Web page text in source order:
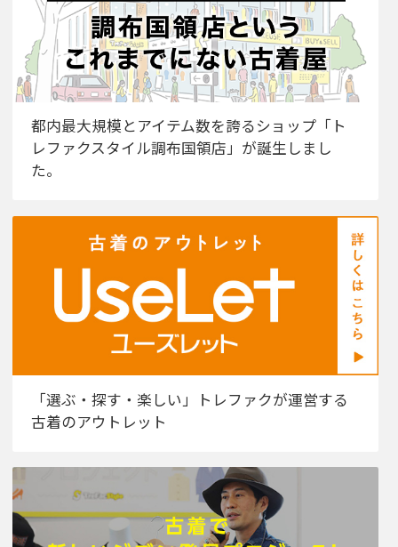
都内最大規模とアイテム数を誇るショップ「ト
レファクスタイル調布国領店」が誕生しまし
た。
「選ぶ・探す・楽しい」トレファクが運営する
古着のアウトレット